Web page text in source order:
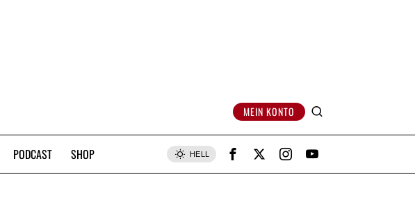
MEIN KONTO
PODCAST SHOP HELL